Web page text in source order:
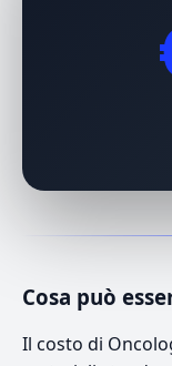
Cosa può
Il costo di